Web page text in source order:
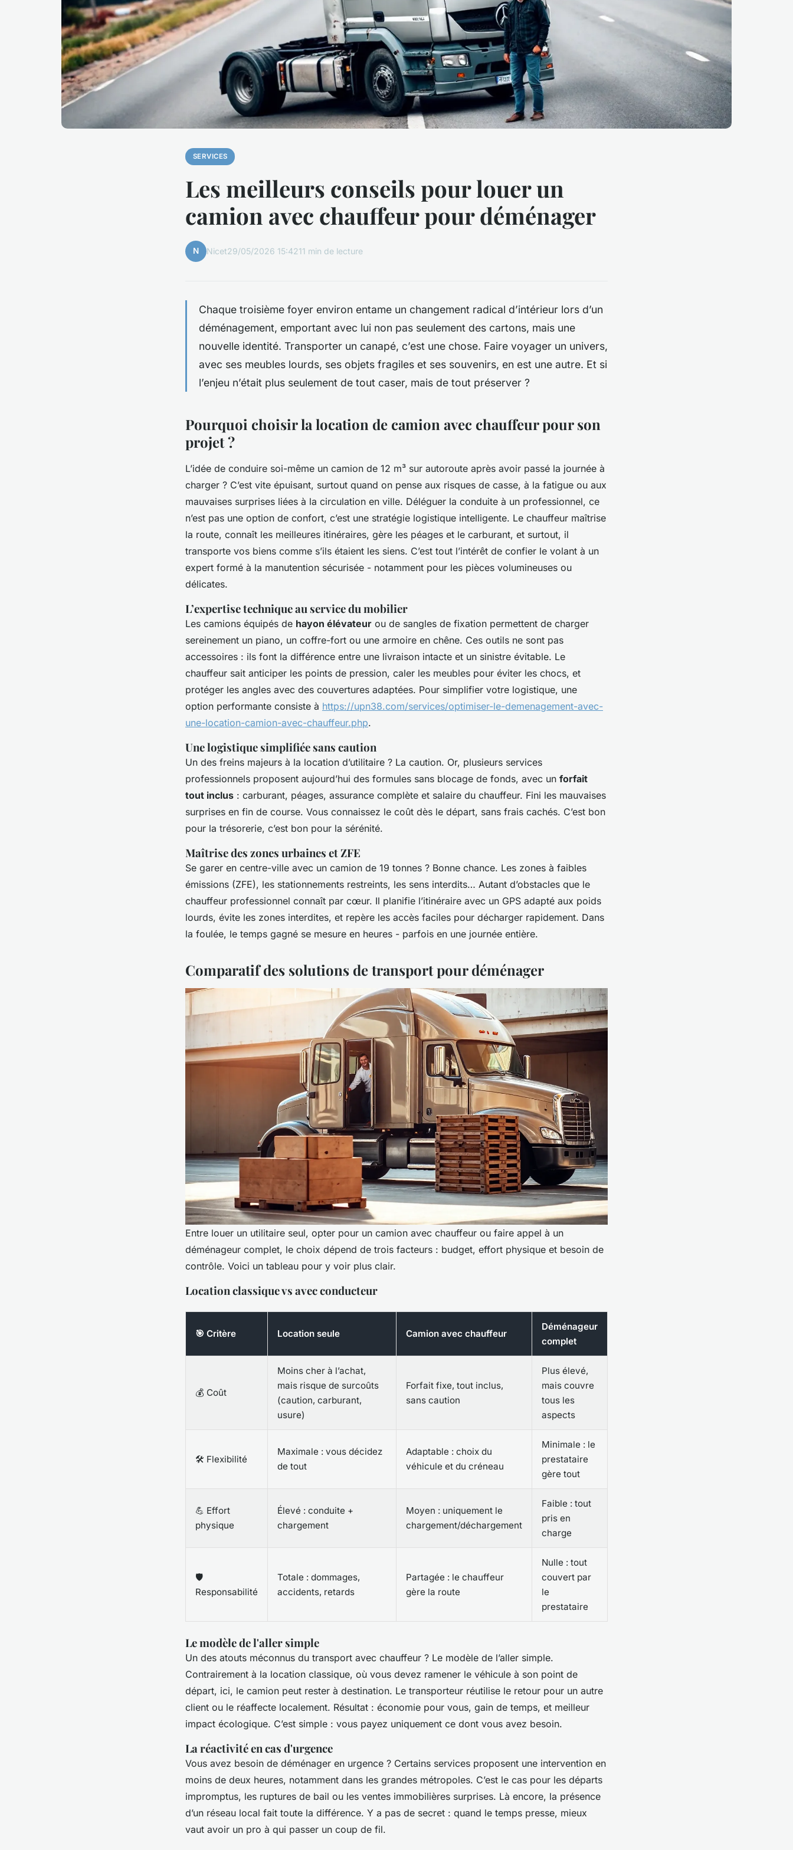
SERVICES
Les meilleurs conseils pour louer un
camion avec chauffeur pour déménager
N Nicet29/05/2026 15:4211 min de lecture
Chaque troisième foyer environ entame un changement radical d’intérieur lors d’un
déménagement, emportant avec lui non pas seulement des cartons, mais une
nouvelle identité. Transporter un canapé, c’est une chose. Faire voyager un univers,
avec ses meubles lourds, ses objets fragiles et ses souvenirs, en est une autre. Et si
l’enjeu n’était plus seulement de tout caser, mais de tout préserver ?
Pourquoi choisir la location de camion avec chauffeur pour son
projet ?
L’idée de conduire soi-même un camion de 12 m³ sur autoroute après avoir passé la journée à
charger ? C’est vite épuisant, surtout quand on pense aux risques de casse, à la fatigue ou aux
mauvaises surprises liées à la circulation en ville. Déléguer la conduite à un professionnel, ce
n’est pas une option de confort, c’est une stratégie logistique intelligente. Le chauffeur maîtrise
la route, connaît les meilleures itinéraires, gère les péages et le carburant, et surtout, il
transporte vos biens comme s’ils étaient les siens. C’est tout l’intérêt de confier le volant à un
expert formé à la manutention sécurisée - notamment pour les pièces volumineuses ou
délicates.
L’expertise technique au service du mobilier
Les camions équipés de hayon élévateur ou de sangles de fixation permettent de charger
sereinement un piano, un coffre-fort ou une armoire en chêne. Ces outils ne sont pas
accessoires : ils font la différence entre une livraison intacte et un sinistre évitable. Le
chauffeur sait anticiper les points de pression, caler les meubles pour éviter les chocs, et
protéger les angles avec des couvertures adaptées. Pour simplifier votre logistique, une
option performante consiste à https://upn38.com/services/optimiser-le-demenagement-avec-
une-location-camion-avec-chauffeur.php.
Une logistique simplifiée sans caution
Un des freins majeurs à la location d’utilitaire ? La caution. Or, plusieurs services
professionnels proposent aujourd’hui des formules sans blocage de fonds, avec un forfait
tout inclus : carburant, péages, assurance complète et salaire du chauffeur. Fini les mauvaises
surprises en fin de course. Vous connaissez le coût dès le départ, sans frais cachés. C’est bon
pour la trésorerie, c’est bon pour la sérénité.
Maîtrise des zones urbaines et ZFE
Se garer en centre-ville avec un camion de 19 tonnes ? Bonne chance. Les zones à faibles
émissions (ZFE), les stationnements restreints, les sens interdits… Autant d’obstacles que le
chauffeur professionnel connaît par cœur. Il planifie l’itinéraire avec un GPS adapté aux poids
lourds, évite les zones interdites, et repère les accès faciles pour décharger rapidement. Dans
la foulée, le temps gagné se mesure en heures - parfois en une journée entière.
Comparatif des solutions de transport pour déménager
Entre louer un utilitaire seul, opter pour un camion avec chauffeur ou faire appel à un
déménageur complet, le choix dépend de trois facteurs : budget, effort physique et besoin de
contrôle. Voici un tableau pour y voir plus clair.
Location classique vs avec conducteur
🎯 Critère Location seule Camion avec chauffeur
Déménageur
complet
💰 Coût
Moins cher à l’achat,
mais risque de surcoûts
(caution, carburant,
usure)
Forfait fixe, tout inclus,
sans caution
Plus élevé,
mais couvre
tous les
aspects
🛠️ Flexibilité
Maximale : vous décidez
de tout
Adaptable : choix du
véhicule et du créneau
Minimale : le
prestataire
gère tout
💪 Effort
physique
Élevé : conduite +
chargement
Moyen : uniquement le
chargement/déchargement
Faible : tout
pris en
charge
🛡️
Responsabilité
Totale : dommages,
accidents, retards
Partagée : le chauffeur
gère la route
Nulle : tout
couvert par
le
prestataire
Le modèle de l'aller simple
Un des atouts méconnus du transport avec chauffeur ? Le modèle de l’aller simple.
Contrairement à la location classique, où vous devez ramener le véhicule à son point de
départ, ici, le camion peut rester à destination. Le transporteur réutilise le retour pour un autre
client ou le réaffecte localement. Résultat : économie pour vous, gain de temps, et meilleur
impact écologique. C’est simple : vous payez uniquement ce dont vous avez besoin.
La réactivité en cas d'urgence
Vous avez besoin de déménager en urgence ? Certains services proposent une intervention en
moins de deux heures, notamment dans les grandes métropoles. C’est le cas pour les départs
impromptus, les ruptures de bail ou les ventes immobilières surprises. Là encore, la présence
d’un réseau local fait toute la différence. Y a pas de secret : quand le temps presse, mieux
vaut avoir un pro à qui passer un coup de fil.